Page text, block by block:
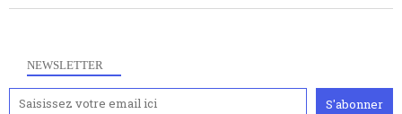
NEWSLETTER